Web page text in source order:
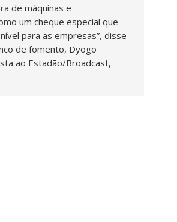
de máquinas e
um cheque especial que
para as empresas”, disse
de fomento, Dyogo
ao Estadão/Broadcast,